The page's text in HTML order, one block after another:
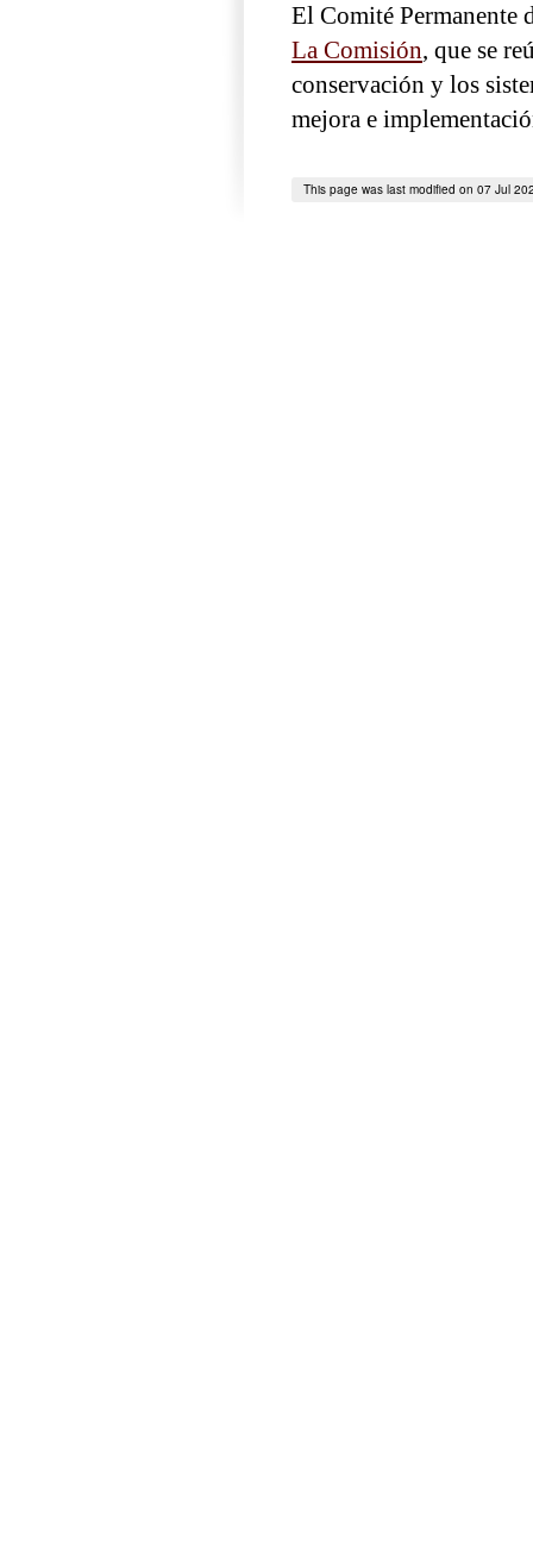
El Comité Permanente
La Comisión, que se
conservación y los
mejora e
This page was last modified on 07 Jul